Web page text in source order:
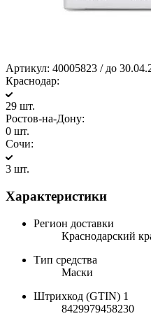
Артикул: 40005823 / до
Краснодар:
29 шт.
Ростов-на-Дону:
0 шт.
Сочи:
3 шт.
Характеристики
Регион доставки
Краснодарский
Тип средства
Маски
Штрихкод (GTIN) 1
8429979458230